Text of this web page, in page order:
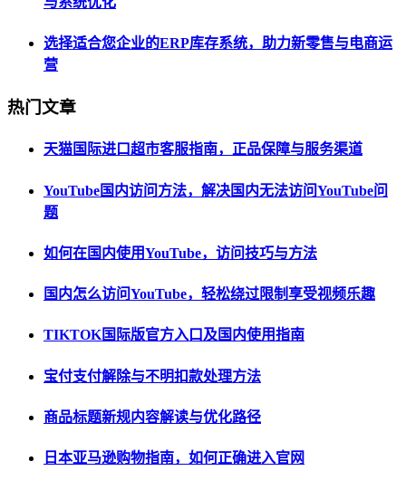
选择适合您企业的ERP库存系统，助力新零售与电商运
营
热门文章
天猫国际进口超市客服指南，正品保障与服务渠道
YouTube国内访问方法，解决国内无法访问YouTube问
题
如何在国内使用YouTube，访问技巧与方法
国内怎么访问YouTube，轻松绕过限制享受视频乐趣
TIKTOK国际版官方入口及国内使用指南
宝付支付解除与不明扣款处理方法
商品标题新规内容解读与优化路径
日本亚马逊购物指南，如何正确进入官网